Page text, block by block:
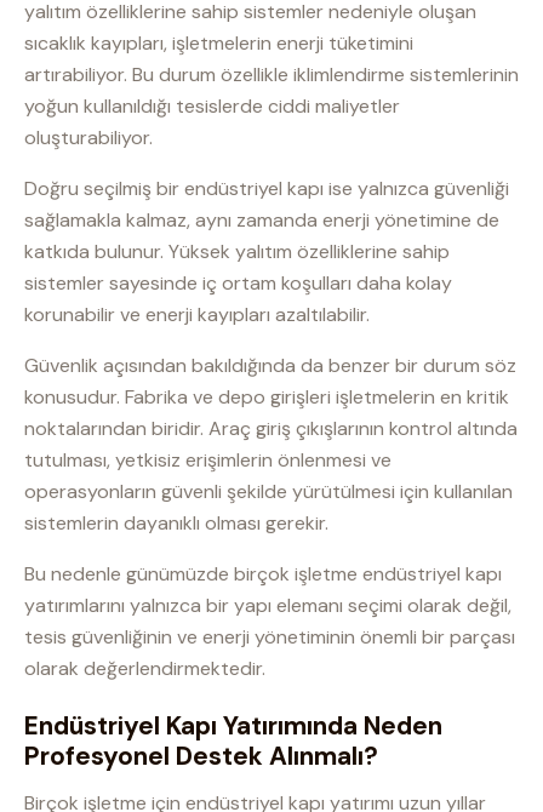
yalıtım özelliklerine sahip sistemler nedeniyle oluşan
sıcaklık kayıpları, işletmelerin enerji tüketimini
artırabiliyor. Bu durum özellikle iklimlendirme sistemlerinin
yoğun kullanıldığı tesislerde ciddi maliyetler
oluşturabiliyor.
Doğru seçilmiş bir endüstriyel kapı ise yalnızca güvenliği
sağlamakla kalmaz, aynı zamanda enerji yönetimine de
katkıda bulunur. Yüksek yalıtım özelliklerine sahip
sistemler sayesinde iç ortam koşulları daha kolay
korunabilir ve enerji kayıpları azaltılabilir.
Güvenlik açısından bakıldığında da benzer bir durum söz
konusudur. Fabrika ve depo girişleri işletmelerin en kritik
noktalarından biridir. Araç giriş çıkışlarının kontrol altında
tutulması, yetkisiz erişimlerin önlenmesi ve
operasyonların güvenli şekilde yürütülmesi için kullanılan
sistemlerin dayanıklı olması gerekir.
Bu nedenle günümüzde birçok işletme endüstriyel kapı
yatırımlarını yalnızca bir yapı elemanı seçimi olarak değil,
tesis güvenliğinin ve enerji yönetiminin önemli bir parçası
olarak değerlendirmektedir.
Endüstriyel Kapı Yatırımında Neden
Profesyonel Destek Alınmalı?
Birçok işletme için endüstriyel kapı yatırımı uzun yıllar